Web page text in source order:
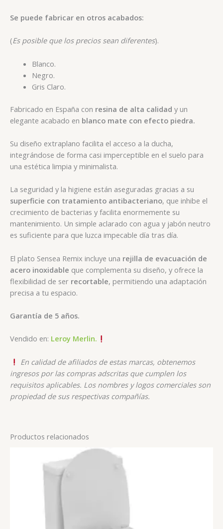
Se puede fabricar en otros acabados:
(Es posible que los precios sean diferentes).
Blanco.
Negro.
Gris Claro.
Fabricado en España con resina de alta calidad y un
elegante acabado en blanco mate con efecto piedra.
Su diseño extraplano facilita el acceso a la ducha,
integrándose de forma casi imperceptible en el suelo para
una estética limpia y minimalista.
La seguridad y la higiene están aseguradas gracias a su
superficie con tratamiento antibacteriano, que inhibe el
crecimiento de bacterias y facilita enormemente su
mantenimiento. Un simple aclarado con agua y jabón neutro
es suficiente para que luzca impecable día tras día.
El plato Sensea Remix incluye una rejilla de evacuación de
acero inoxidable que complementa su diseño, y ofrece la
flexibilidad de ser recortable, permitiendo una adaptación
precisa a tu espacio.
Garantía de 5 años.
Vendido en: Leroy Merlin.
En calidad de afiliados de estas marcas, obtenemos
ingresos por las compras adscritas que cumplen los
requisitos aplicables. Los nombres y logos comerciales son
propiedad de sus respectivas compañías.
Productos relacionados